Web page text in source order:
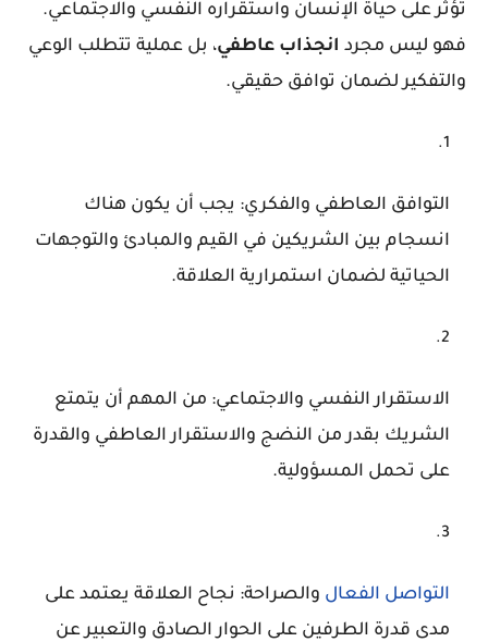
تؤثر على حياة الإنسان واستقراره النفسي والاجتماعي.
فهو ليس مجرد انجذاب عاطفي، بل عملية تتطلب الوعي
والتفكير لضمان توافق حقيقي.
التوافق العاطفي والفكري: يجب أن يكون هناك
انسجام بين الشريكين في القيم والمبادئ والتوجهات
الحياتية لضمان استمرارية العلاقة.
الاستقرار النفسي والاجتماعي: من المهم أن يتمتع
الشريك بقدر من النضج والاستقرار العاطفي والقدرة
على تحمل المسؤولية.
التواصل الفعال والصراحة: نجاح العلاقة يعتمد على
مدى قدرة الطرفين على الحوار الصادق والتعبير عن